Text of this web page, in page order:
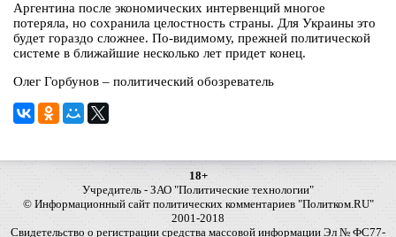
Аргентина после экономических интервенций многое
потеряла, но сохранила целостность страны. Для Украины это
будет гораздо сложнее. По-видимому, прежней политической
системе в ближайшие несколько лет придет конец.
Олег Горбунов – политический обозреватель
18+
Учредитель - ЗАО "Политические технологии"
© Информационный сайт политических комментариев "Политком.RU"
2001-2018
Свидетельство о регистрации средства массовой информации Эл № ФС77-